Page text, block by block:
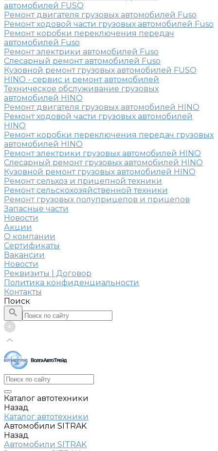
автомобилей FUSO
Ремонт двигателя грузовых автомобилей Fuso
Ремонт ходовой части грузовых автомобилей Fuso
Ремонт коробки переключения передач
автомобилей Fuso
Ремонт электрики автомобилей Fuso
Слесарный ремонт автомобилей Fuso
Кузовной ремонт грузовых автомобилей FUSO
HINO - сервис и ремонт автомобилей
Техническое обслуживание грузовых
автомобилей HINO
Ремонт двигателя грузовых автомобилей HINO
Ремонт ходовой части грузовых автомобилей
HINO
Ремонт коробки переключения передач грузовых
автомобилей HINO
Ремонт электрики грузовых автомобилей HINO
Слесарный ремонт грузовых автомобилей HINO
Кузовной ремонт грузовых автомобилей HINO
Ремонт сельхоз и прицепной техники
Ремонт сельскохозяйственной техники
Ремонт грузовых полуприцепов и прицепов
Запасные части
Новости
Акции
О компании
Сертификаты
Вакансии
Новости
Реквизиты | Договор
Политика конфиденциальности
Контакты
Поиск
Каталог автотехники
Назад
Каталог автотехники
Автомобили SITRAK
Назад
Автомобили SITRAK